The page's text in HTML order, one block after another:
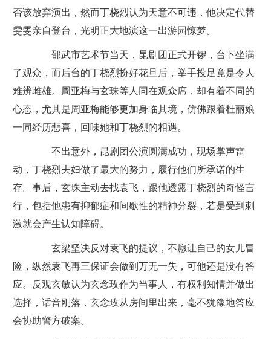
否该放弃演出，然而丁桡烈认为天意不可违，他决定代替
雯雯亲自登台，光明正大地演这一出游园惊梦。
邵武市艺术节当天，昆剧团正式开锣，台下坐满
了观众，而后台的丁桡烈扮好花旦后，举手投足竟是令人
难辨雌雄。周亚梅与玄珠等人同在观众席，却有着不同的
心态，尤其是周亚梅能够更加身临其境，仿佛跟着杜丽娘
一同经历悲喜，回味她和丁桡烈的相遇。
不出意外，昆剧团公演圆满成功，现场掌声雷
动，丁桡烈夫妇做了最大的努力，履行他们所承诺的生
存。事后，玄珠主动去找袁飞，跟他透露丁桡烈的奇怪言
行，包括他患有抑郁症和间歇性的精神分裂，若是受到刺
激就会产生认知障碍。
玄梁坚决反对袁飞的提议，不愿让自己的女儿冒
险，纵然袁飞再三保证会做到万无一失，可他还是没有答
应。反观玄敏认为玄念玫作为当事人，有权利知情并做出
选择，话音刚落，玄念玫从房间里出来，毫不犹豫地答应
会协助警方破案。